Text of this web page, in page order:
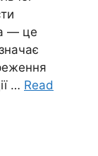
— це
… Read